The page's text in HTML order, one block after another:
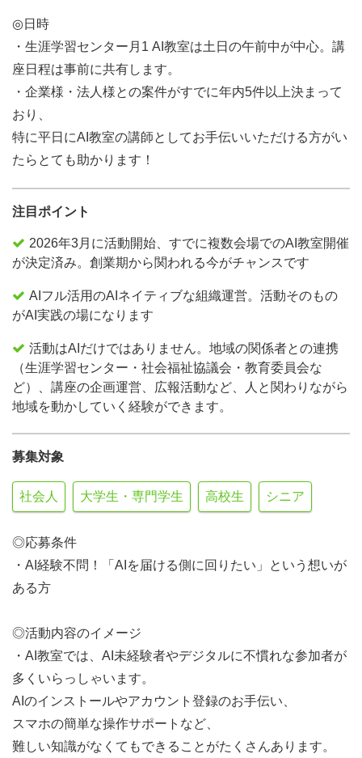
◎日時
・生涯学習センター月1 AI教室は土日の午前中が中心。講
座日程は事前に共有します。
・企業様・法人様との案件がすでに年内5件以上決まって
おり、
特に平日にAI教室の講師としてお手伝いいただける方がい
たらとても助かります！
注目ポイント
2026年3月に活動開始、すでに複数会場でのAI教室開催
が決定済み。創業期から関われる今がチャンスです
AIフル活用のAIネイティブな組織運営。活動そのもの
がAI実践の場になります
活動はAIだけではありません。地域の関係者との連携
（生涯学習センター・社会福祉協議会・教育委員会な
ど）、講座の企画運営、広報活動など、人と関わりながら
地域を動かしていく経験ができます。
募集対象
社会人 大学生・専門学生 高校生 シニア
◎応募条件
・AI経験不問！「AIを届ける側に回りたい」という想いが
ある方
◎活動内容のイメージ
・AI教室では、AI未経験者やデジタルに不慣れな参加者が
多くいらっしゃいます。
AIのインストールやアカウント登録のお手伝い、
スマホの簡単な操作サポートなど、
難しい知識がなくてもできることがたくさんあります。